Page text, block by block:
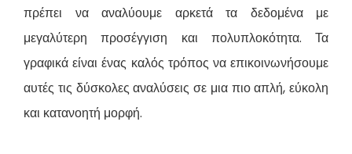
πρέπει να αναλύουμε αρκετά τα δεδομένα με
μεγαλύτερη προσέγγιση και πολυπλοκότητα. Τα
γραφικά είναι ένας καλός τρόπος να επικοινωνήσουμε
αυτές τις δύσκολες αναλύσεις σε μια πιο απλή, εύκολη
και κατανοητή μορφή.